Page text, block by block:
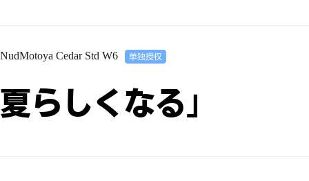
NudMotoya Cedar Std W6
夏らしくなる｣